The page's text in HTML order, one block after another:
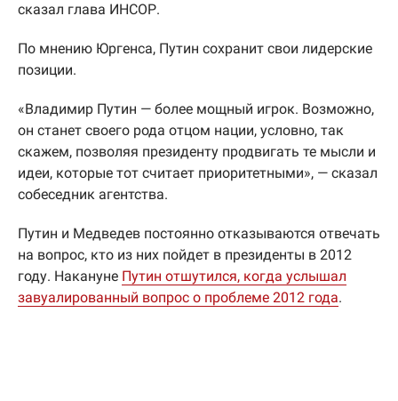
сказал глава ИНСОР.
По мнению Юргенса, Путин сохранит свои лидерские
позиции.
«Владимир Путин — более мощный игрок. Возможно,
он станет своего рода отцом нации, условно, так
скажем, позволяя президенту продвигать те мысли и
идеи, которые тот считает приоритетными», — сказал
собеседник агентства.
Путин и Медведев постоянно отказываются отвечать
на вопрос, кто из них пойдет в президенты в 2012
году. Накануне Путин отшутился, когда услышал
завуалированный вопрос о проблеме 2012 года.